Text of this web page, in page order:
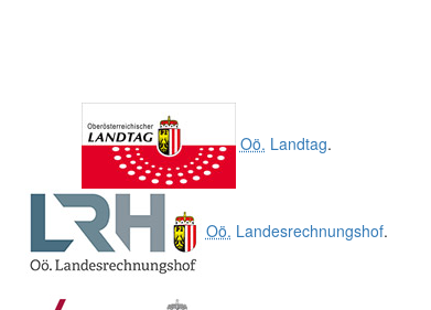
Oö. Landtag.
Oö. Landesrechnungshof.